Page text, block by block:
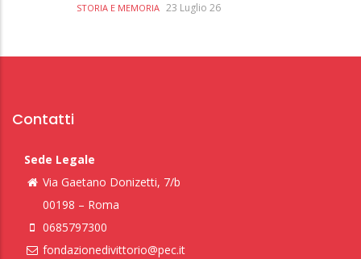
STORIA E MEMORIA 23 Luglio 26
Contatti
Sede Legale
Via Gaetano Donizetti, 7/b
00198 – Roma
0685797300
fondazionedivittorio@pec.it